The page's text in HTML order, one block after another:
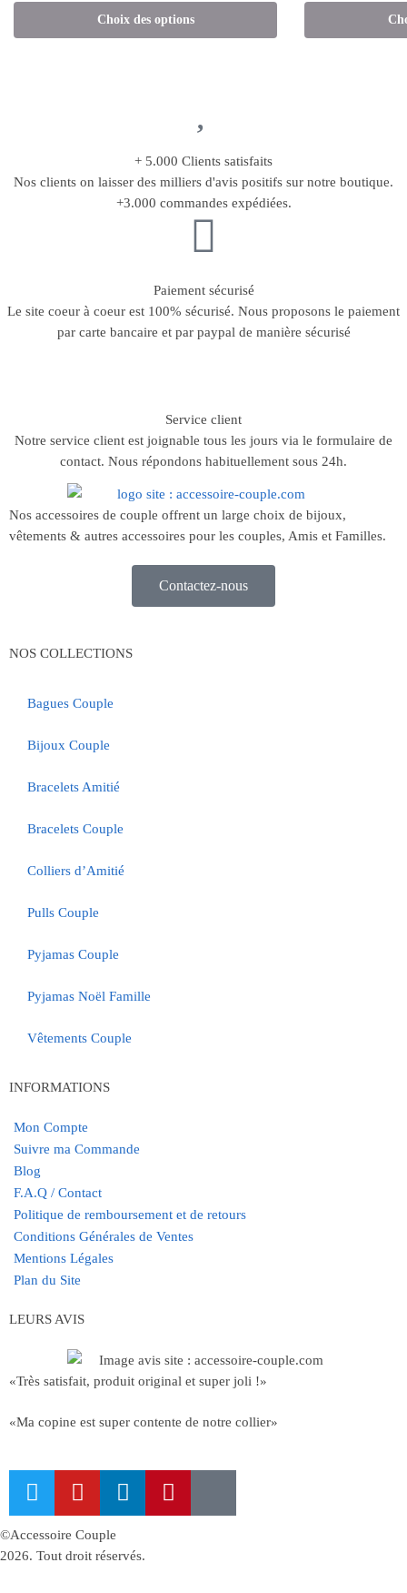
Choix des options
+ 5.000 Clients satisfaits
Nos clients on laisser des milliers d'avis positifs sur notre boutique.
+3.000 commandes expédiées.
Paiement sécurisé
Le site coeur à coeur est 100% sécurisé. Nous proposons le paiement
par carte bancaire et par paypal de manière sécurisé
Service client
Notre service client est joignable tous les jours via le formulaire de
contact. Nous répondons habituellement sous 24h.
Nos accessoires de couple offrent un large choix de bijoux,
vêtements & autres accessoires pour les couples, Amis et Familles.
Contactez-nous
NOS COLLECTIONS
Bagues Couple
Bijoux Couple
Bracelets Amitié
Bracelets Couple
Colliers d’Amitié
Pulls Couple
Pyjamas Couple
Pyjamas Noël Famille
Vêtements Couple
INFORMATIONS
Mon Compte
Suivre ma Commande
Blog
F.A.Q / Contact
Politique de remboursement et de retours
Conditions Générales de Ventes
Mentions Légales
Plan du Site
LEURS AVIS
«Très satisfait, produit original et super joli !»
«Ma copine est super contente de notre collier»
©Accessoire Couple
2026. Tout droit réservés.